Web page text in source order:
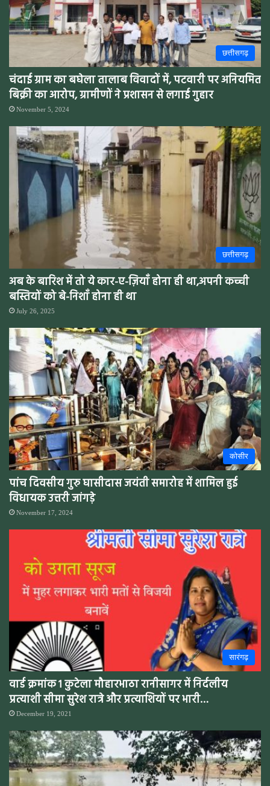
छत्तीसगढ़
चंदाई ग्राम का बघेला तालाब विवादों में, पटवारी पर अनियमित
बिक्री का आरोप, ग्रामीणों ने प्रशासन से लगाई गुहार
November 5, 2024
छत्तीसगढ़
अब के बारिश में तो ये कार-ए-ज़ियाँ होना ही था,अपनी कच्ची
बस्तियों को बे-निशाँ होना ही था
July 26, 2025
कोसीर
पांच दिवसीय गुरु घासीदास जयंती समारोह में शामिल हुई
विधायक उत्तरी जांगड़े
November 17, 2024
सारंगढ़
वार्ड क्रमांक 1 कुटेला मौहारभाठा रानीसागर में निर्दलीय
प्रत्याशी सीमा सुरेश रात्रे और प्रत्याशियों पर भारी…
December 19, 2021